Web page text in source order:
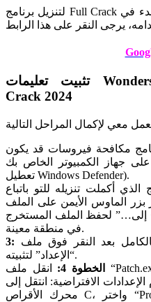
لتنزيل برنامج Full Crack على جهاز الكمبيوتر الخاص بك والبدء في
تثبيت تعليمات Wondershare UniConverter Full
Crack 2024
مكافحة فيروسات قد يكون
جهاز الكمبيوتر الخاص بك. (لاحظ أنك تحتاج أيضًا إلى
تعطيل Windows Defender).
أكملت تنزيله للتو باتباع
بزر الماوس الأيمن على الملف
إلى…” لحفظ الملف المستخرج
في منطقة معينة.
3:
“الإعداد” لتثبيته.
الخطوة 4:
انقل ملف “Patch.exe” إلى الموقع الذي قمت بتثبيت
الافتراضية: انتقل إلى
محرك الأقراص C، واختر “Program File (x86)”، ثم انقر فوق